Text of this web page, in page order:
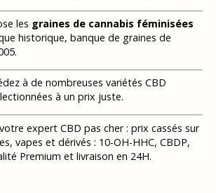
les graines de cannabis féminisées
historique, banque de graines de
à de nombreuses variétés CBD
à un prix juste.
expert CBD pas cher : prix cassés sur
vapes et dérivés : 10-OH-HHC, CBDP,
Premium et livraison en 24H.